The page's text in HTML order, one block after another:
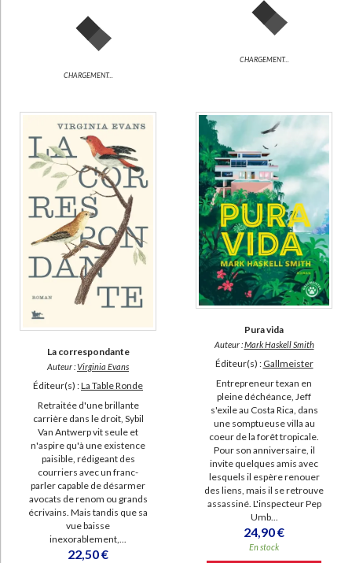
CHARGEMENT...
CHARGEMENT...
La correspondante
Auteur :Virginia Evans
Éditeur(s) :La Table Ronde
Retraitée d'une brillante
carrière dans le droit, Sybil
Van Antwerp vit seule et
n'aspire qu'à une existence
paisible, rédigeant des
courriers avec un franc-
parler capable de désarmer
avocats de renom ou grands
écrivains. Mais tandis que sa
vue baisse
inexorablement,...
22,50 €
Pura vida
Auteur :Mark Haskell Smith
Éditeur(s) : Gallmeister
Entrepreneur texan en
pleine déchéance, Jeff
s'exile au Costa Rica, dans
une somptueuse villa au
coeur de la forêt tropicale.
Pour son anniversaire, il
invite quelques amis avec
lesquels il espère renouer
des liens, mais il se retrouve
assassiné. L'inspecteur Pep
Umb...
24,90 €
En stock